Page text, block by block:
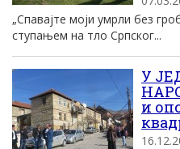
„Спавајте моји умрли без
ступањем на тло Српског...
У
и